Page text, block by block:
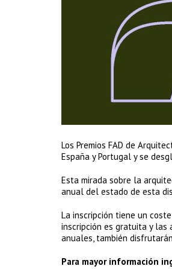
Los Premios FAD de
España y Portugal y se
Esta mirada sobre la
anual del estado de esta
La inscripción tiene un
inscripción es gratuita y las
anuales, también
Para mayor información